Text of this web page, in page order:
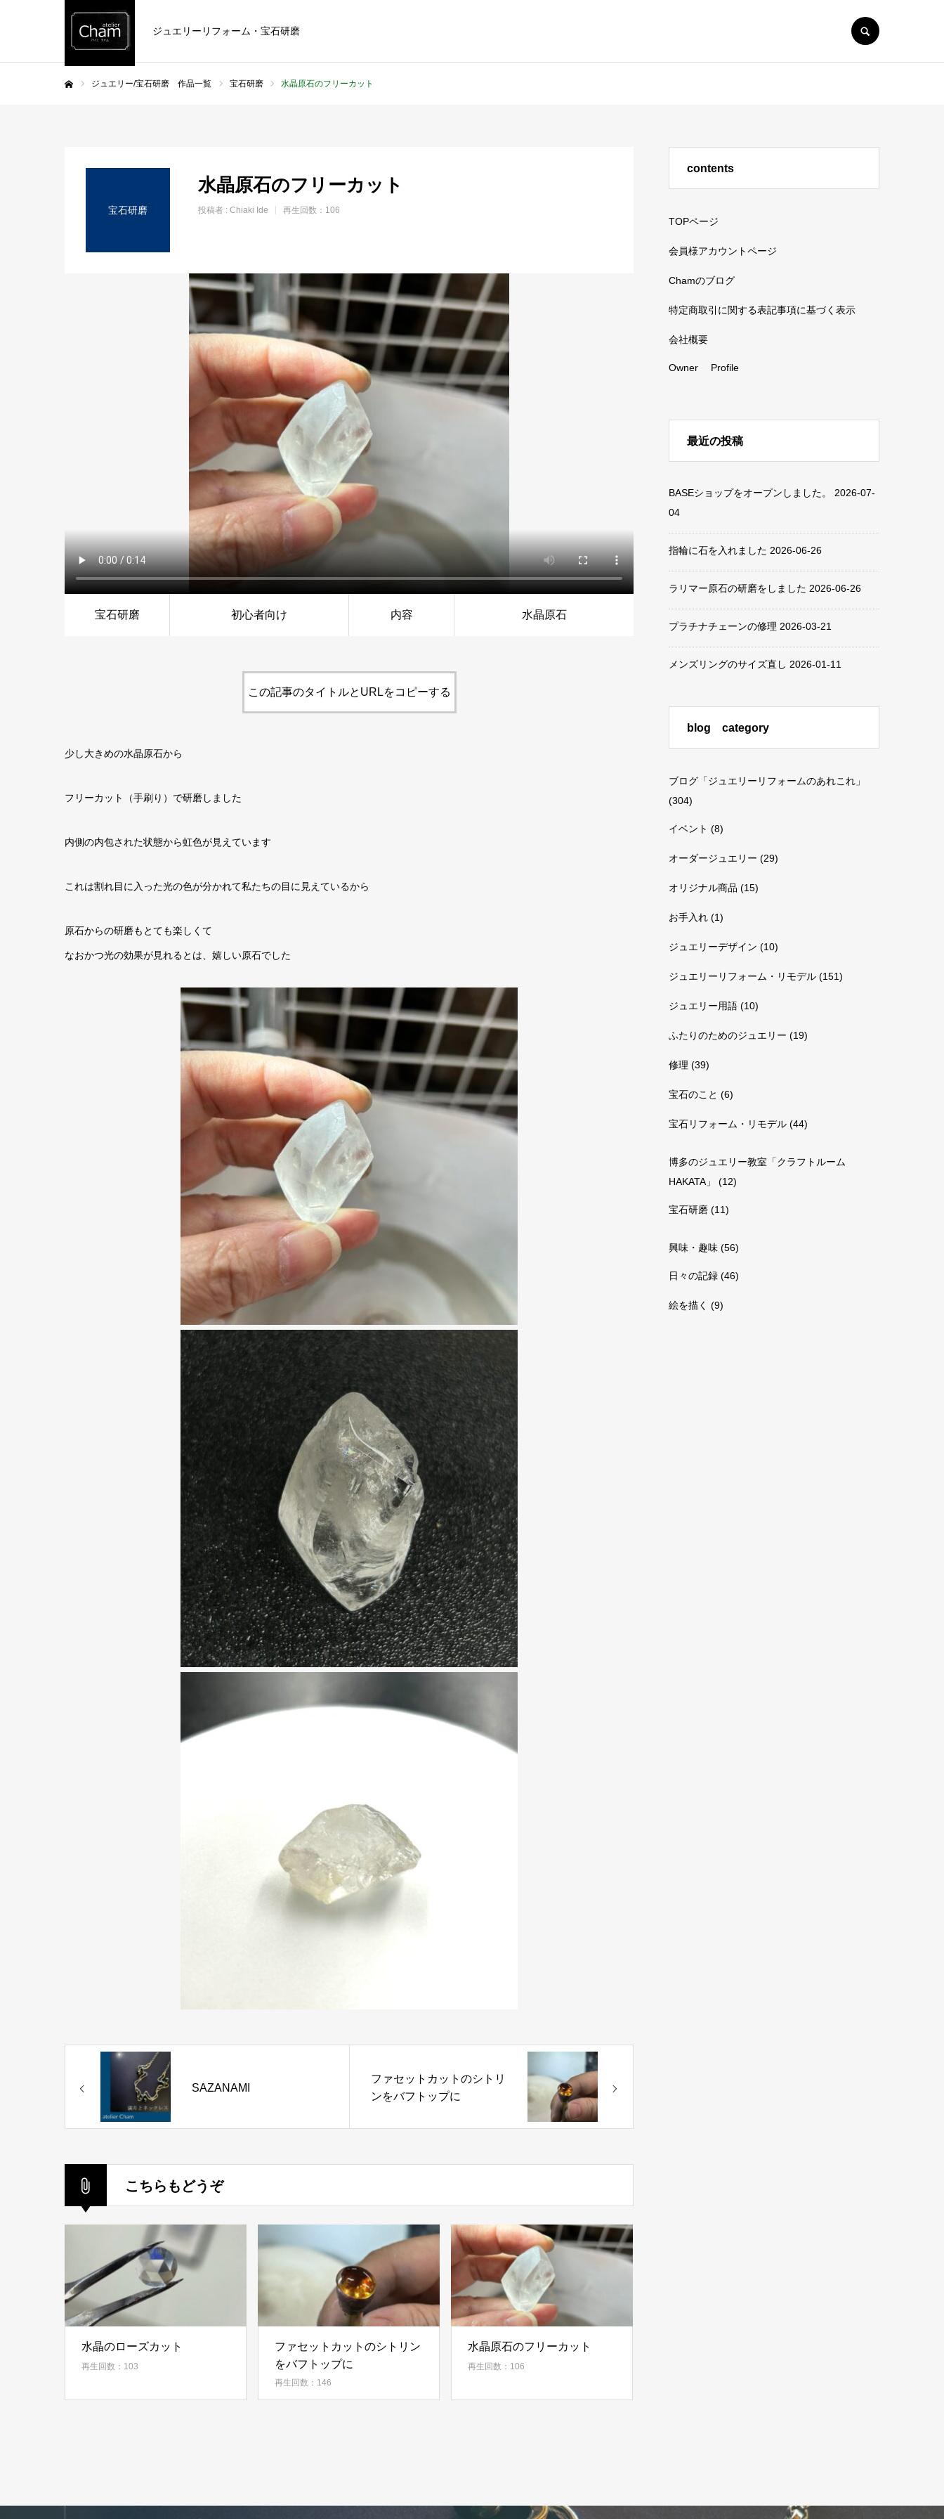
ジュエリーリフォーム・宝石研磨
ジュエリー/宝石研磨 作品一覧 宝石研磨 水晶原石のフリーカット
宝石研磨
水晶原石のフリーカット
投稿者 : Chiaki Ide 再生回数：106
宝石研磨 初心者向け 内容 水晶原石
この記事のタイトルとURLをコピーする
少し大きめの水晶原石から
フリーカット（手刷り）で研磨しました
内側の内包された状態から虹色が見えています
これは割れ目に入った光の色が分かれて私たちの目に見えているから
原石からの研磨もとても楽しくて
なおかつ光の効果が見れるとは、嬉しい原石でした
SAZANAMI
ファセットカットのシトリ
ンをバフトップに
こちらもどうぞ
水晶のローズカット
再生回数：103
ファセットカットのシトリン
をバフトップに
再生回数：146
水晶原石のフリーカット
再生回数：106
contents
TOPページ
会員様アカウントページ
Chamのブログ
特定商取引に関する表記事項に基づく表示
会社概要
Owner Profile
最近の投稿
BASEショップをオープンしました。
2026-07-
04
指輪に石を入れました 2026-06-26
ラリマー原石の研磨をしました 2026-06-26
プラチナチェーンの修理 2026-03-21
メンズリングのサイズ直し 2026-01-11
blog category
ブログ「ジュエリーリフォームのあれこれ」
(304)
イベント (8)
オーダージュエリー (29)
オリジナル商品 (15)
お手入れ (1)
ジュエリーデザイン (10)
ジュエリーリフォーム・リモデル (151)
ジュエリー用語 (10)
ふたりのためのジュエリー (19)
修理 (39)
宝石のこと (6)
宝石リフォーム・リモデル (44)
博多のジュエリー教室「クラフトルーム
HAKATA」
(12)
宝石研磨 (11)
興味・趣味 (56)
日々の記録 (46)
絵を描く (9)